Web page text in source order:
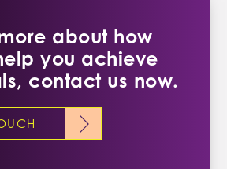
about how
you achieve
contact us now.